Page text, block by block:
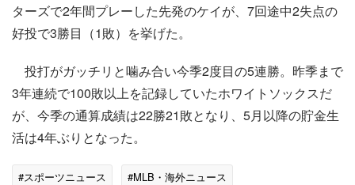
ターズで2年間プレーした先発のケイが、7回途中2失点の
好投で3勝目（1敗）を挙げた。
投打がガッチリと噛み合い今季2度目の5連勝。昨季まで
3年連続で100敗以上を記録していたホワイトソックスだ
が、今季の通算成績は22勝21敗となり、5月以降の貯金生
活は4年ぶりとなった。
#スポーツニュース #MLB・海外ニュース